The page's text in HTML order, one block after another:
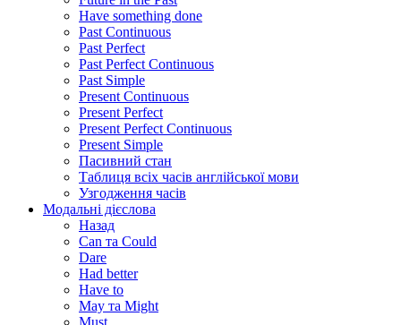
Have something done
Past Continuous
Past Perfect
Past Perfect Continuous
Past Simple
Present Continuous
Present Perfect
Present Perfect Continuous
Present Simple
Пасивний стан
Таблиця всіх часів англійської мови
Узгодження часів
Модальні дієслова
Назад
Can та Could
Dare
Had better
Have to
May та Might
Must